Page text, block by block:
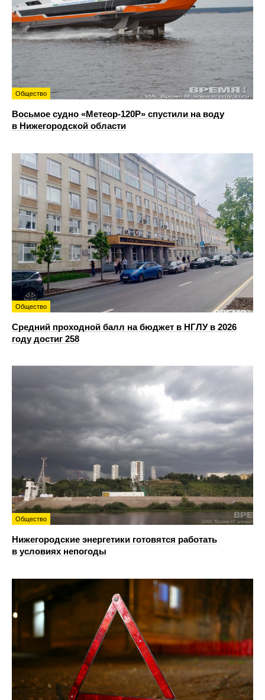
Общество
Восьмое судно «Метеор-120Р» спустили на воду
в Нижегородской области
Общество
Средний проходной балл на бюджет в НГЛУ в 2026
году достиг 258
Общество
Нижегородские энергетики готовятся работать
в условиях непогоды